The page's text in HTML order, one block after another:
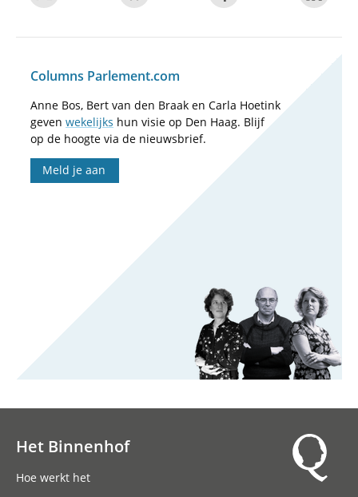
Columns Parlement.com
Anne Bos, Bert van den Braak en Carla Hoetink
geven wekelijks hun visie op Den Haag. Blijf
op de hoogte via de nieuwsbrief.
Meld je aan
Het Binnenhof
Hoe werkt het